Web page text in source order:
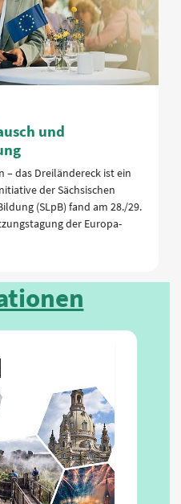
und
– das Dreiländereck ist ein
der Sächsischen
(SLpB) fand am 28./29.
der Europa-